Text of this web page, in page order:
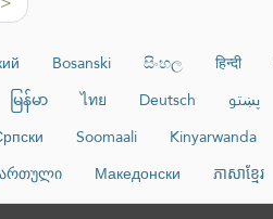
Bosanski සිංහල हिन्दी
မြန်မာ ไทย Deutsch پښتو
Soomaali Kinyarwanda
Македонски ភាសាខ្មែរ